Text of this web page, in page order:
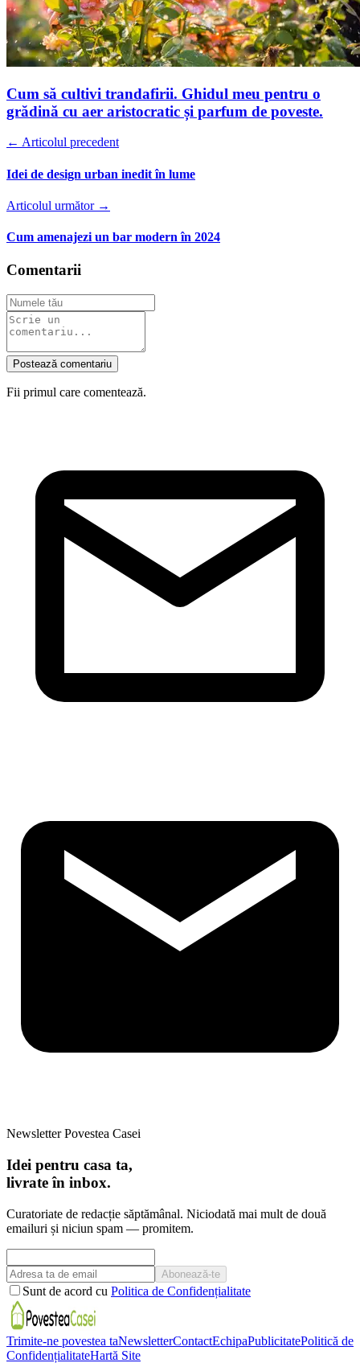
Cum să cultivi trandafirii. Ghidul meu pentru o
grădină cu aer aristocratic și parfum de poveste.
← Articolul precedent
Idei de design urban inedit în lume
Articolul următor →
Cum amenajezi un bar modern în 2024
Comentarii
Postează comentariu
Fii primul care comentează.
Newsletter Povestea Casei
Idei pentru casa ta,
livrate în inbox.
Curatoriate de redacție săptămânal. Niciodată mai mult de două
emailuri și niciun spam — promitem.
Abonează-te
Sunt de acord cu Politica de Confidențialitate
Trimite-ne povestea taNewsletterContactEchipaPublicitatePolitică de
ConfidențialitateHartă Site